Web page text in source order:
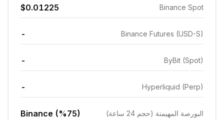
Binance Spot
$0.01225
Binance Futures (USD-S)
-
ByBit (Spot)
-
Hyperliquid (Perp)
-
البورصة المهيمنة (حجم 24 ساعة) Binance (%75)